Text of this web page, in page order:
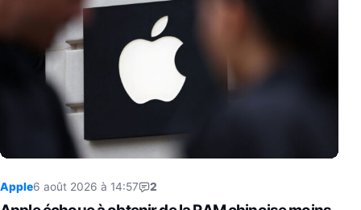
Apple6 août 2026 à 14:57 2